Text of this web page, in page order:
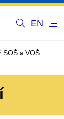
EN
SOŠ a VOŠ